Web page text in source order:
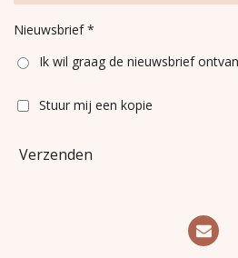
Nieuwsbrief *
Ik wil graag de nieuwsbrief
Stuur mij een kopie
Verzenden